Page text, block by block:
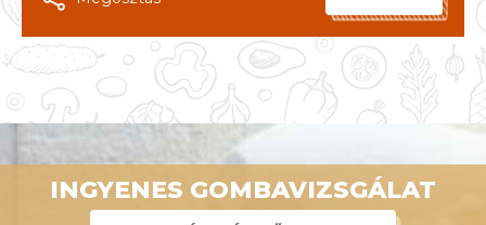
INGYENES GOMBAVIZSGÁLAT